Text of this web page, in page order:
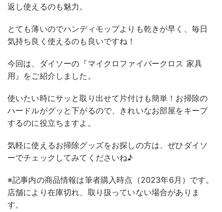
返し使えるのも魅力。
とても薄いのでハンディモップよりも乾きが早く、毎日
気持ち良く使えるのも良いですね！
今回は、ダイソーの『マイクロファイバークロス 家具
用』をご紹介しました。
使いたい時にサッと取り出せて片付けも簡単！お掃除の
ハードルがグッと下がるので、きれいなお部屋をキープ
するのに役立ちますよ。
気軽に使えるお掃除グッズをお探しの方は、ぜひダイソ
ーでチェックしてみてくださいね♪
※記事内の商品情報は筆者購入時点（2023年6月）です。
店舗により在庫切れ、取り扱っていない場合がありま
す。